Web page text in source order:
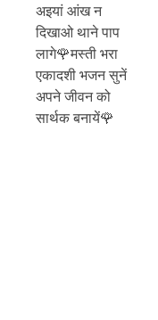
अइयां आंख न
दिखाओ थाने पाप
लागे🌹मस्ती भरा
एकादशी भजन सुनें
अपने जीवन को
सार्थक बनायें🌹